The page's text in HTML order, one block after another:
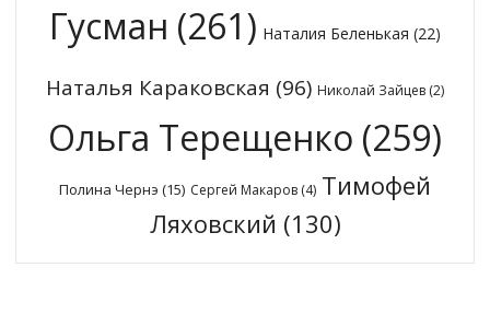
Гусман (261) Наталия Беленькая (22)
Наталья Караковская (96) Николай Зайцев (2)
Ольга Терещенко (259)
Полина Чернэ (15) Сергей Макаров (4) Тимофей
Ляховский (130)